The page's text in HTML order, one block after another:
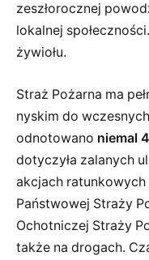
zeszłorocznej
lokalnej
żywiołu.
Straż Pożarna ma
nyskim do
odnotowano niemal
dotyczyła zalanych
akcjach ratunkowych
Państwowej Straży
Ochotniczej Straży
także na drogach.